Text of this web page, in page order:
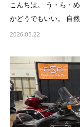
こんちは。 う・ら・
かどうでもいい。 自
2026.05.22